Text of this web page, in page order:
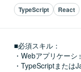
TypeScript React
■必須スキル：
・Webアプリケー
・TypeScriptまたは